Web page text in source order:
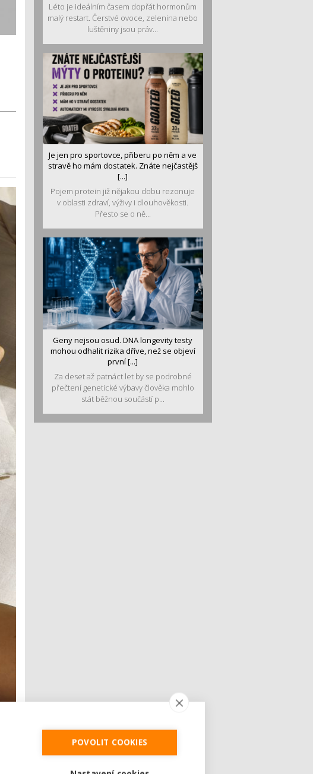
Léto je ideálním časem dopřát hormonům
malý restart. Čerstvé ovoce, zelenina nebo
luštěniny jsou práv...
Je jen pro sportovce, přiberu po něm a ve
stravě ho mám dostatek. Znáte nejčastějš
[...]
Pojem protein již nějakou dobu rezonuje
v oblasti zdraví, výživy i dlouhověkosti.
Přesto se o ně...
Geny nejsou osud. DNA longevity testy
mohou odhalit rizika dříve, než se objeví
první [...]
Za deset až patnáct let by se podrobné
přečtení genetické výbavy člověka mohlo
stát běžnou součástí p...
POVOLIT COOKIES